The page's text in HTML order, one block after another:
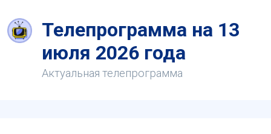
Телепрограмма на 13
июля 2026 года
Актуальная телепрограмма